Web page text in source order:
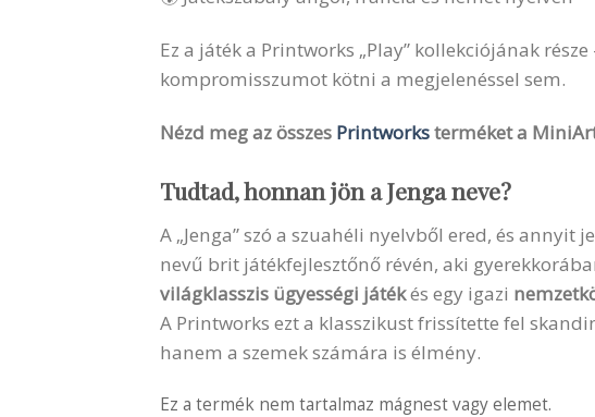
Ez a játék a Printworks „Play” kollekciójának
kompromisszumot kötni a megjelenéssel sem.
Nézd meg az összes Printworksterméket a
Tudtad, honnan jön a Jenga neve?
A „Jenga” szó a szuahéli nyelvből ered, és annyit
nevű brit játékfejlesztőnő révén, aki
világklasszis ügyességi játékés egy igazi
A Printworks ezt a klasszikust frissítette fel
hanem a szemek számára is élmény.
Ez a termék nem tartalmaz mágnest vagy elemet.